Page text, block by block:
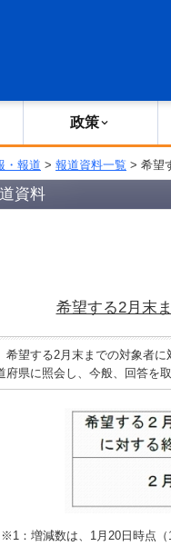
政策
・報道 > 報道資料一覧 > 希望
資料
希望する2月末
希望する2月末までの対象者に
府県に照会し、今般、回答を
※1：増減数は、1月20日時点